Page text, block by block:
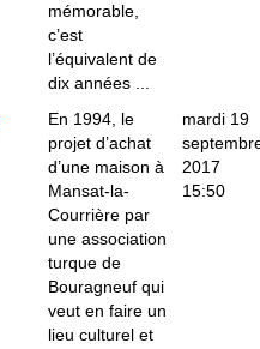
mémorable,
c’est
l’équivalent de
dix années ...
En 1994, le
projet d’achat
d’une maison à
Mansat-la-
Courrière par
une association
turque de
Bouragneuf qui
veut en faire un
lieu culturel et
mardi 19
2017
15:50